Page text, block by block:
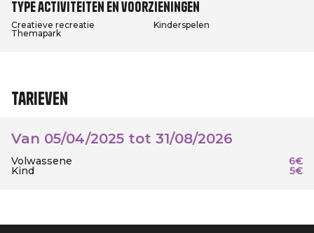
Type activiteiten en voorzieningen
Creatieve recreatie
Kinderspelen
Themapark
Tarieven
Van 05/04/2025 tot 31/08/2026
Volwassene 6€
Kind 5€